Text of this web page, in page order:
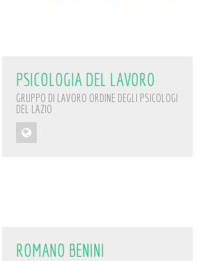
PSICOLOGIA DEL LAVORO
GRUPPO DI LAVORO ORDINE DEGLI PSICOLOGI
DEL LAZIO
ROMANO BENINI